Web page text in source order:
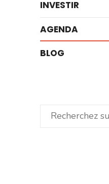
INVESTIR
AGENDA
BLOG
Rechercher